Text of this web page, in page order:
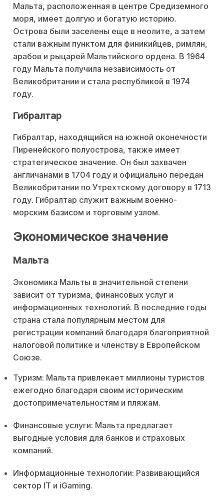
Мальта, расположенная в центре Средиземного
моря, имеет долгую и богатую историю.
Острова были заселены еще в неолите, а затем
стали важным пунктом для финикийцев, римлян,
арабов и рыцарей Мальтийского ордена. В 1964
году Мальта получила независимость от
Великобритании и стала республикой в 1974
году.
Гибралтар
Гибралтар, находящийся на южной оконечности
Пиренейского полуострова, также имеет
стратегическое значение. Он был захвачен
англичанами в 1704 году и официально передан
Великобритании по Утрехтскому договору в 1713
году. Гибралтар служит важным военно-
морским базисом и торговым узлом.
Экономическое значение
Мальта
Экономика Мальты в значительной степени
зависит от туризма, финансовых услуг и
информационных технологий. В последние годы
страна стала популярным местом для
регистрации компаний благодаря благоприятной
налоговой политике и членству в Европейском
Союзе.
Туризм: Мальта привлекает миллионы туристов
ежегодно благодаря своим историческим
достопримечательностям и пляжам.
Финансовые услуги: Мальта предлагает
выгодные условия для банков и страховых
компаний.
Информационные технологии: Развивающийся
сектор IT и iGaming.